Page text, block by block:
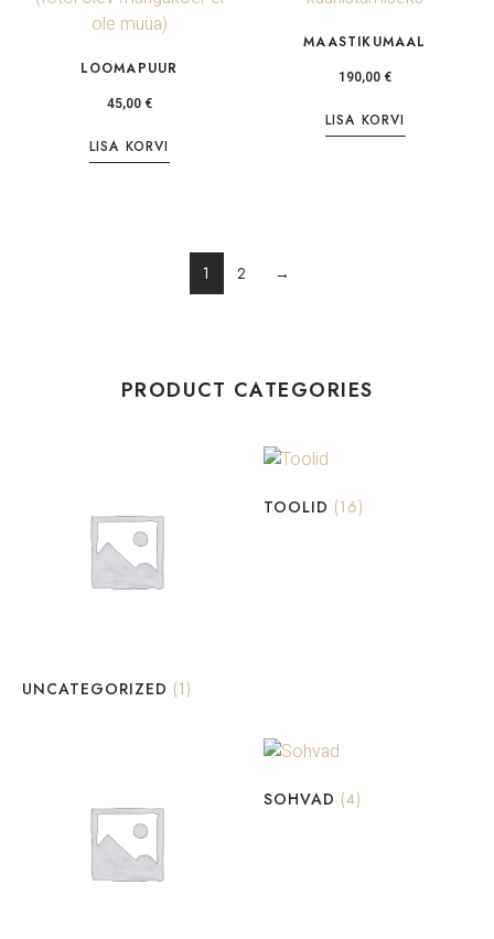
PRODUCT CATEGORIES
UNCATEGORIZED (1)
TOOLID (16)
SOHVAD (4)
LOOMAPUUR
45,00 €
LISA KORVI
MAASTIKUMAAL
190,00 €
LISA KORVI
1 2 →